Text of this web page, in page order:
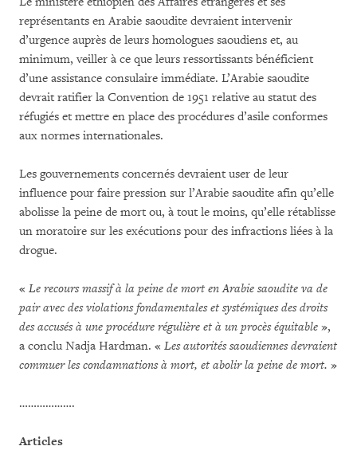
représentants en Arabie saoudite devraient intervenir
d’urgence auprès de leurs homologues saoudiens et, au
minimum, veiller à ce que leurs ressortissants bénéficient
d’une assistance consulaire immédiate. L’Arabie saoudite
devrait ratifier la Convention de 1951 relative au statut des
réfugiés et mettre en place des procédures d’asile conformes
aux normes internationales.
Les gouvernements concernés devraient user de leur
influence pour faire pression sur l’Arabie saoudite afin qu’elle
abolisse la peine de mort ou, à tout le moins, qu’elle rétablisse
un moratoire sur les exécutions pour des infractions liées à la
drogue.
« Le recours massif à la peine de mort en Arabie saoudite va de
pair avec des violations fondamentales et systémiques des droits
des accusés à une procédure régulière et à un procès équitable »,
a conclu Nadja Hardman. « Les autorités saoudiennes devraient
commuer les condamnations à mort, et abolir la peine de mort. »
……………….
Articles